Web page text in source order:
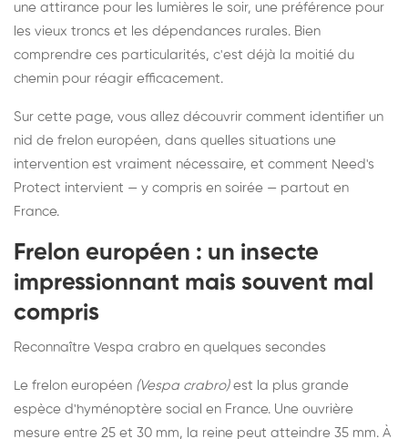
une attirance pour les lumières le soir, une préférence pour
les vieux troncs et les dépendances rurales. Bien
comprendre ces particularités, c'est déjà la moitié du
chemin pour réagir efficacement.
Sur cette page, vous allez découvrir comment identifier un
nid de frelon européen, dans quelles situations une
intervention est vraiment nécessaire, et comment Need's
Protect intervient — y compris en soirée — partout en
France.
Frelon européen : un insecte
impressionnant mais souvent mal
compris
Reconnaître Vespa crabro en quelques secondes
Le frelon européen (Vespa crabro)est la plus grande
espèce d'hyménoptère social en France. Une ouvrière
mesure entre 25 et 30 mm, la reine peut atteindre 35 mm. À